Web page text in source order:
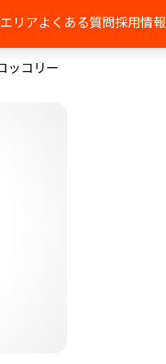
リアよくある質問採用情報
ッコリー